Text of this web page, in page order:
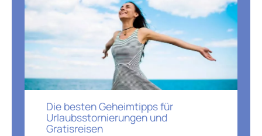
Die besten Geheimtipps für
Urlaubsstornierungen und
Gratisreisen